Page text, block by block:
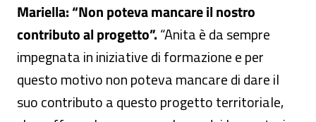
Mariella: “Non poteva mancare il nostro
contributo al progetto”.“Anita è da sempre
impegnata in iniziative di formazione e per
questo motivo non poteva mancare di dare il
suo contributo a questo progetto territoriale,